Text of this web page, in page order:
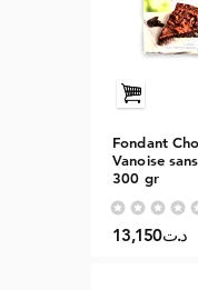
Fondant
Vanoise
300 gr
Aucune note pour le moment
13,150د.ت